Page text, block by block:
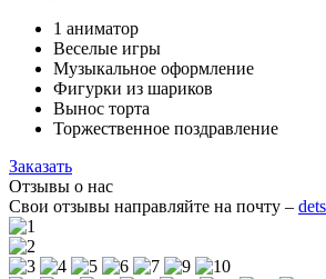
1 аниматор
Веселые игры
Музыкальное оформление
Фигурки из шариков
Вынос торта
Торжественное поздравление
Заказать
Отзывы о нас
Свои отзывы направляйте на почту –